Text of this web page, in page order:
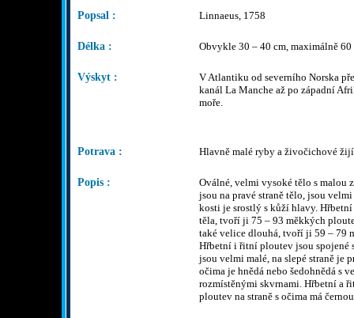
Popsal : Linnaeus, 1758
Délka : Obvykle 30 – 40 cm, maximálně 60
Výskyt :
V Atlantiku od severního Norska
kanál La Manche až po západní
moře.
Potrava : Hlavně malé ryby a živočichové
Popis :
Oválné, velmi vysoké tělo s malou
jsou na pravé straně tělo, jsou
kosti je srostlý s kůží hlavy.
těla, tvoří ji 75 – 93 měkkých
také velice dlouhá, tvoří ji 59 – 79
Hřbetní i řitní ploutev jsou spojené
jsou velmi malé, na slepé straně je
očima je hnědá nebo šedohnědá s
rozmístěnými skvrnami. Hřbetní a
ploutev na straně s očima má